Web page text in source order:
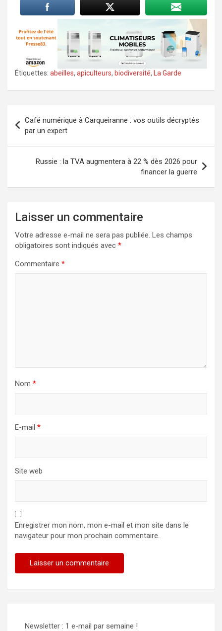
Étiquettes: abeilles, apiculteurs, biodiversité, La Garde
de
l’article
Café numérique à Carqueiranne : vos outils décryptés
par un expert
Russie : la TVA augmentera à 22 % dès 2026 pour
financer la guerre
Laisser un commentaire
Votre adresse e-mail ne sera pas publiée. Les champs
obligatoires sont indiqués avec *
Commentaire *
Nom *
E-mail *
Site web
Enregistrer mon nom, mon e-mail et mon site dans le
navigateur pour mon prochain commentaire.
Newsletter : 1 e-mail par semaine !